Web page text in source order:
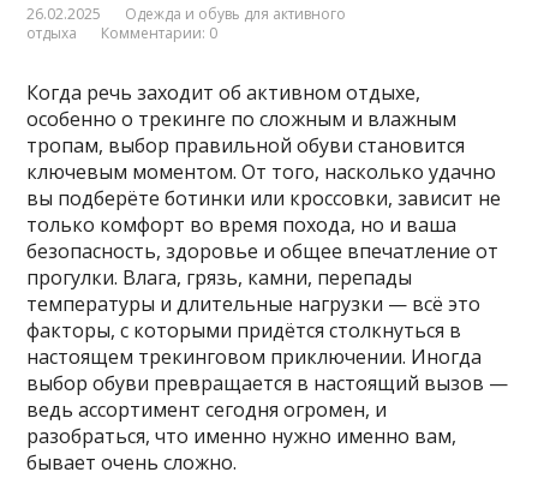
26.02.2025
Одежда и обувь для активного
отдыха
Комментарии: 0
Когда речь заходит об активном отдыхе,
особенно о трекинге по сложным и влажным
тропам, выбор правильной обуви становится
ключевым моментом. От того, насколько удачно
вы подберёте ботинки или кроссовки, зависит не
только комфорт во время похода, но и ваша
безопасность, здоровье и общее впечатление от
прогулки. Влага, грязь, камни, перепады
температуры и длительные нагрузки — всё это
факторы, с которыми придётся столкнуться в
настоящем трекинговом приключении. Иногда
выбор обуви превращается в настоящий вызов —
ведь ассортимент сегодня огромен, и
разобраться, что именно нужно именно вам,
бывает очень сложно.